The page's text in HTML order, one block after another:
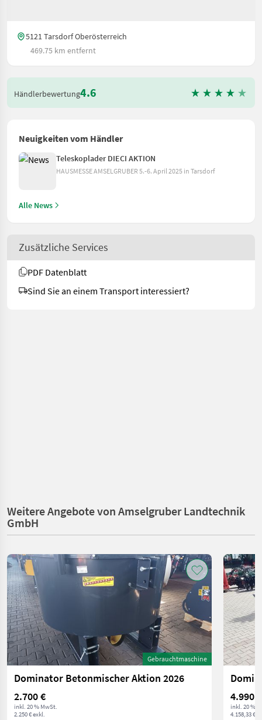
5121 Tarsdorf Oberösterreich
469.75 km entfernt
Händlerbewertung4.6
Neuigkeiten vom Händler
Teleskoplader DIECI AKTION
HAUSMESSE AMSELGRUBER 5.-6. April 2025 in Tarsdorf
Alle News
Zusätzliche Services
PDF Datenblatt
Sind Sie an einem Transport interessiert?
Weitere Angebote von Amselgruber Landtechnik
GmbH
Gebrauchtmaschine
Dominator Betonmischer Aktion 2026
2.700 €
inkl. 20 % MwSt.
2.250 € exkl.
4.990 €
inkl. 20 %
4.158,33 €